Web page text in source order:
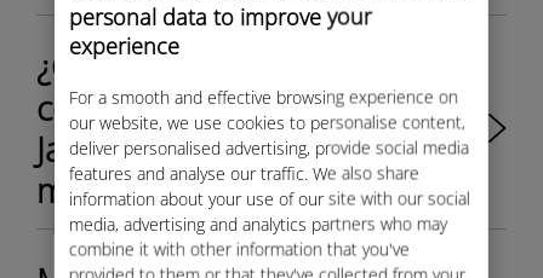
personal data to improve your
experience
For a smooth and effective browsing experience on
our website, we use cookies to personalise content,
deliver personalised advertising, provide social media
features and analyse our traffic. We also share
information about your use of our site with our social
media, advertising and analytics partners who may
combine it with other information that you've
¿Cómo puedo restablecer mi
contraseña de Ubigi para mi
Jaguar o Land Rover desde
mi dispositivo Android?